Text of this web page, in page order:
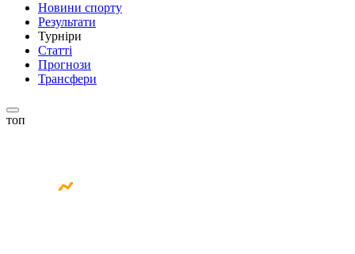
Новини спорту
Результати
Турніри
Статті
Прогнози
Трансфери
топ